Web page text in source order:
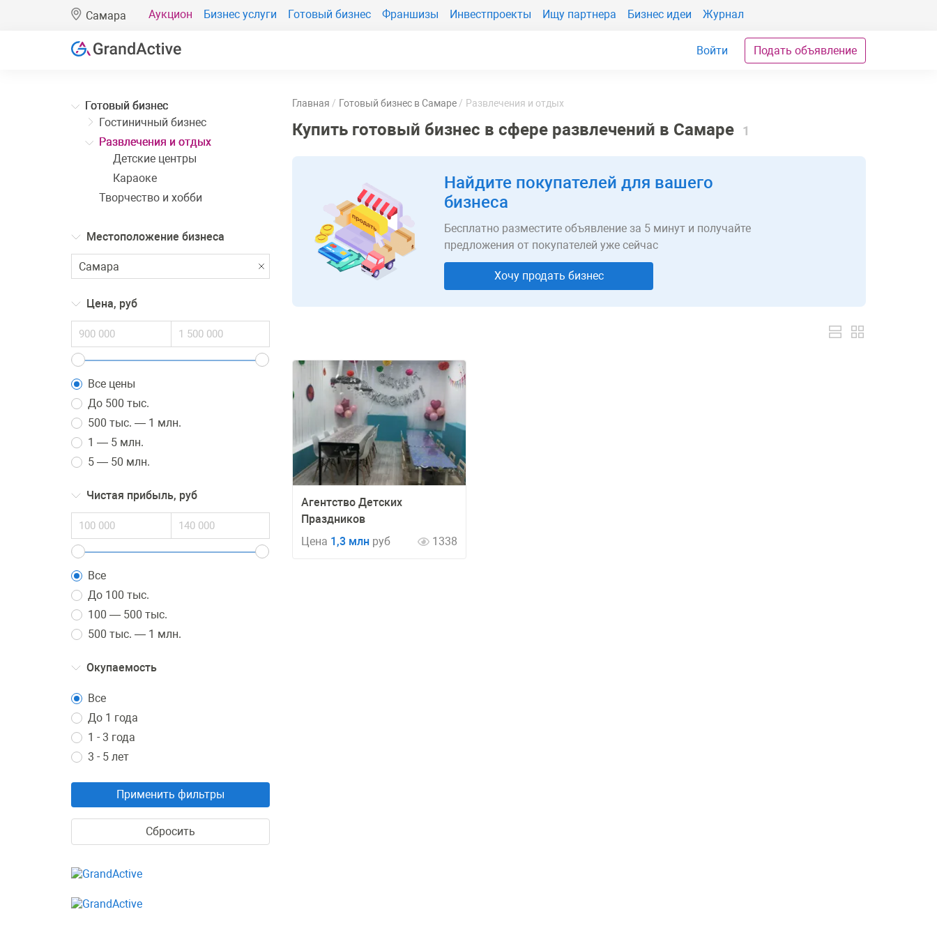
Самара Аукцион Бизнес услуги Готовый бизнес Франшизы Инвестпроекты Ищу партнера Бизнес идеи Журнал
Войти Подать объявление
Готовый бизнес
Гостиничный бизнес
Развлечения и отдых
Детские центры
Караоке
Творчество и хобби
Местоположение бизнеса
Цена, руб
Все цены
До 500 тыс.
500 тыс. — 1 млн.
1 — 5 млн.
5 — 50 млн.
Чистая прибыль, руб
Все
До 100 тыс.
100 — 500 тыс.
500 тыс. — 1 млн.
Окупаемость
Все
До 1 года
1 - 3 года
3 - 5 лет
Применить фильтры
Сбросить
Главная Готовый бизнес в Самаре Развлечения и отдых
Купить готовый бизнес в сфере развлечений в Самаре 1
Найдите покупателей для вашего
бизнеса
Бесплатно разместите объявление за 5 минут и получайте
предложения от покупателей уже сейчас
Хочу продать бизнес
Агентство Детских
Праздников
Цена 1,3 млн руб 1338